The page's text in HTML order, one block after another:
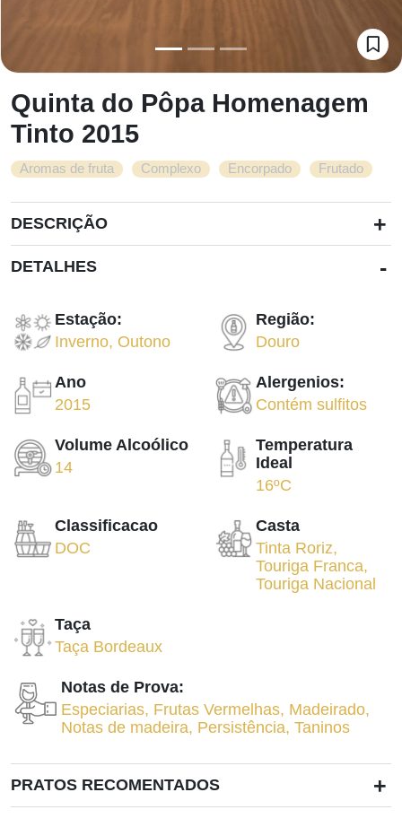
Quinta do Pôpa Homenagem
Tinto 2015
Aromas de fruta Complexo Encorpado Frutado
DESCRIÇÃO +
DETALHES -
Estação:
Inverno, Outono
Região:
Douro
Ano
2015
Alergenios:
Contém sulfitos
Volume Alcoólico
14
Temperatura
Ideal
16ºC
Classificacao
DOC
Casta
Tinta Roriz,
Touriga Franca,
Touriga Nacional
Taça
Taça Bordeaux
Notas de Prova:
Especiarias, Frutas Vermelhas, Madeirado,
Notas de madeira, Persistência,Taninos
PRATOS RECOMENTADOS +